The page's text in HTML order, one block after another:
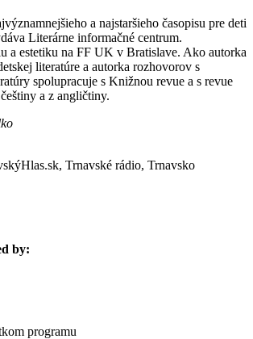
a najstaršieho časopisu pre deti
Literárne informačné centrum.
a estetiku na FF UK v Bratislave. Ako autorka
literatúre a autorka rozhovorov s
spolupracuje s Knižnou revue a s revue
a z angličtiny.
Trnavské rádio, Trnavsko
by:
programu